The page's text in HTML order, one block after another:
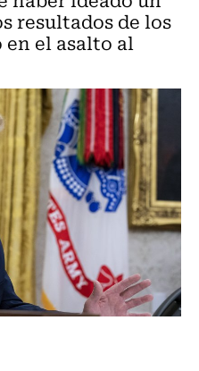
resultados de los
el asalto al